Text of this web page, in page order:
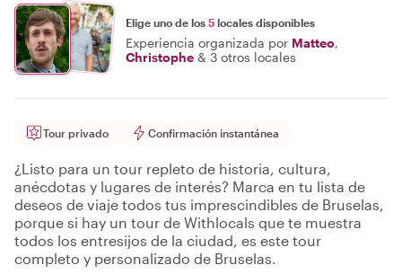
Elige uno de los 5 locales disponibles
Experiencia organizada por Matteo,
Christophe & 3 otros locales
Tour privado Confirmación instantánea
¿Listo para un tour repleto de historia, cultura,
anécdotas y lugares de interés? Marca en tu lista de
deseos de viaje todos tus imprescindibles de Bruselas,
porque si hay un tour de Withlocals que te muestra
todos los entresijos de la ciudad, es este tour
completo y personalizado de Bruselas.